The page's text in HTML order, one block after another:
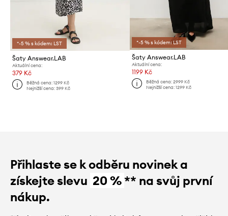
*-5 % s kódem: LST
Šaty Answear.LAB
Aktuální cena:
379 Kč
Běžná cena:1299 Kč
Nejnižší cena:399 Kč
*-5 % s kódem: LST
Šaty Answear.LAB
Aktuální cena:
1199 Kč
Běžná cena: 2999 Kč
Nejnižší cena: 1299 Kč
Přihlaste se k odběru novinek a
získejte slevu 20 %** na svůj první
nákup.